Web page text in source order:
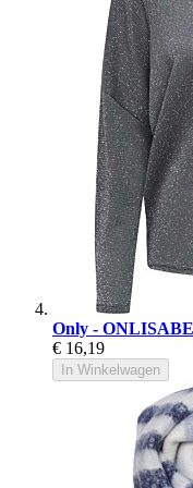
Only -
€ 16,19
In Winkelwagen